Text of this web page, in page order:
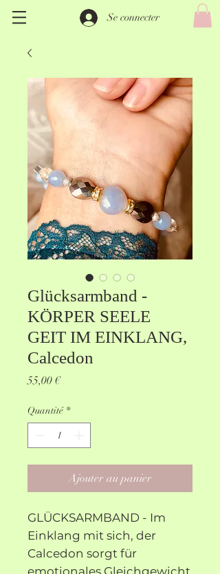
Se connecter
Glücksarmband -
KÖRPER SEELE
GEIT IM EINKLANG,
Calcedon
55,00 €Prix
Quantité *
Ajouter au panier
GLÜCKSARMBAND - Im
Einklang mit sich, der
Calcedon sorgt für
emotionales Gleichgewicht